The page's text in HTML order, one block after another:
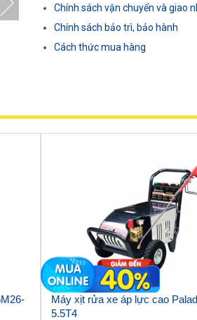
Chính sách vận chuyển và giao
Chính sách bảo trì, bảo hành
Cách thức mua hàng
Máy xịt rửa xe áp lực cao
5.5T4